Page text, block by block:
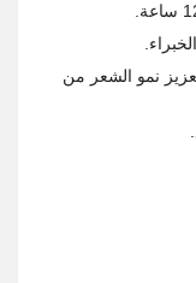
نمو الشعر من